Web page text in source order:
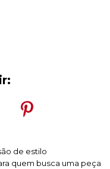
de estilo
quem busca uma peça